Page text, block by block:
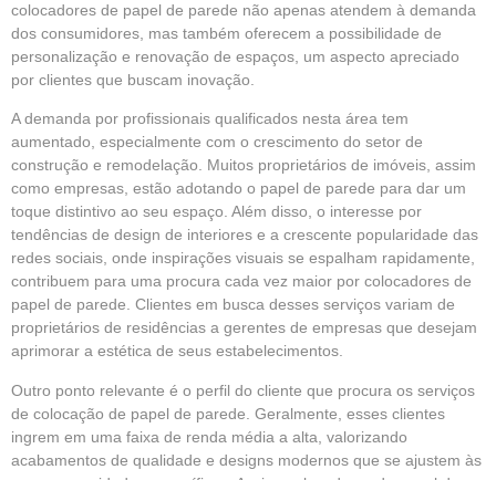
colocadores de papel de parede não apenas atendem à demanda
dos consumidores, mas também oferecem a possibilidade de
personalização e renovação de espaços, um aspecto apreciado
por clientes que buscam inovação.
A demanda por profissionais qualificados nesta área tem
aumentado, especialmente com o crescimento do setor de
construção e remodelação. Muitos proprietários de imóveis, assim
como empresas, estão adotando o papel de parede para dar um
toque distintivo ao seu espaço. Além disso, o interesse por
tendências de design de interiores e a crescente popularidade das
redes sociais, onde inspirações visuais se espalham rapidamente,
contribuem para uma procura cada vez maior por colocadores de
papel de parede. Clientes em busca desses serviços variam de
proprietários de residências a gerentes de empresas que desejam
aprimorar a estética de seus estabelecimentos.
Outro ponto relevante é o perfil do cliente que procura os serviços
de colocação de papel de parede. Geralmente, esses clientes
ingrem em uma faixa de renda média a alta, valorizando
acabamentos de qualidade e designs modernos que se ajustem às